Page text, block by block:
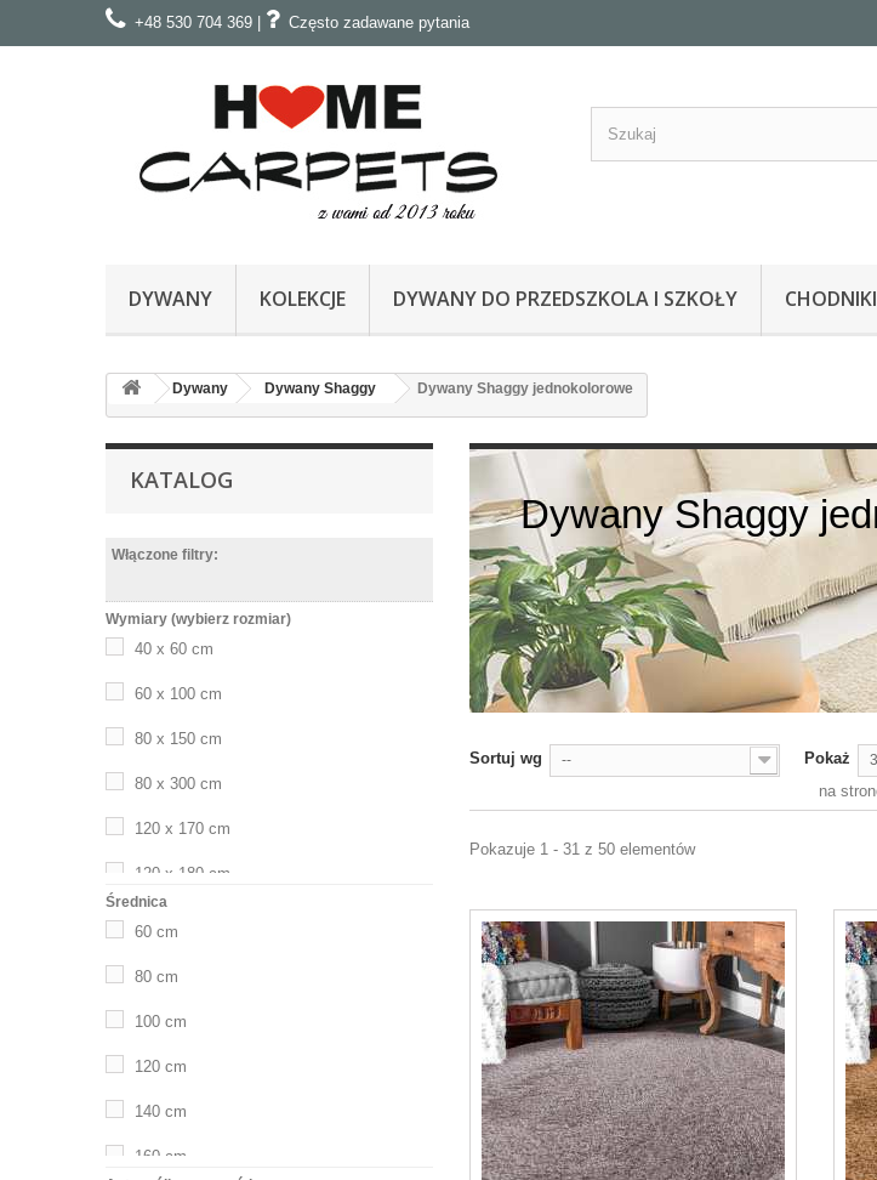
+48 530 704 369 Często zadawane pytania
DYWANY KOLEKCJE DYWANY DO PRZEDSZKOLA I SZKOŁY
Dywany Dywany Shaggy Dywany Shaggy jednokolorowe
KATALOG
Włączone filtry:
Wymiary (wybierz rozmiar)
40 x 60 cm
60 x 100 cm
80 x 150 cm
80 x 300 cm
120 x 170 cm
120 x 180 cm
Średnica
60 cm
80 cm
100 cm
120 cm
140 cm
160 cm
Dywany Shaggy
Sortuj wg -- Pokaż
na
Pokazuje 1 - 31 z 50 elementów